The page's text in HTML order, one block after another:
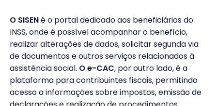
O SISENé o portal dedicado aos beneficiários do
INSS, onde é possível acompanhar o benefício,
realizar alterações de dados, solicitar segunda via
de documentos e outros serviços relacionados à
assistência social. O e-CAC, por outro lado, é a
plataforma para contribuintes fiscais, permitindo
acesso a informações sobre impostos, emissão de